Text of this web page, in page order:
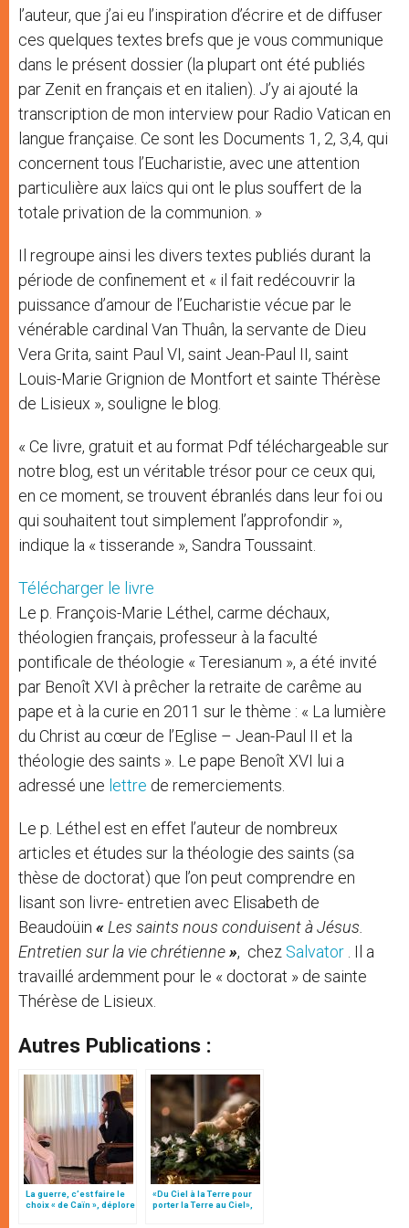
l’auteur, que j’ai eu l’inspiration d’écrire et de diffuser
ces quelques textes brefs que je vous communique
dans le présent dossier (la plupart ont été publiés
par Zenit en français et en italien). J’y ai ajouté la
transcription de mon interview pour Radio Vatican en
langue française. Ce sont les Documents 1, 2, 3,4, qui
concernent tous l’Eucharistie, avec une attention
particulière aux laïcs qui ont le plus souffert de la
totale privation de la communion. »
Il regroupe ainsi les divers textes publiés durant la
période de confinement et « il fait redécouvrir la
puissance d’amour de l’Eucharistie vécue par le
vénérable cardinal Van Thuân, la servante de Dieu
Vera Grita, saint Paul VI, saint Jean-Paul II, saint
Louis-Marie Grignion de Montfort et sainte Thérèse
de Lisieux », souligne le blog.
« Ce livre, gratuit et au format Pdf téléchargeable sur
notre blog, est un véritable trésor pour ce ceux qui,
en ce moment, se trouvent ébranlés dans leur foi ou
qui souhaitent tout simplement l’approfondir »,
indique la « tisserande », Sandra Toussaint.
Télécharger le livre
Le p. François-Marie Léthel, carme déchaux,
théologien français, professeur à la faculté
pontificale de théologie « Teresianum », a été invité
par Benoît XVI à prêcher la retraite de carême au
pape et à la curie en 2011 sur le thème : « La lumière
du Christ au cœur de l’Eglise – Jean-Paul II et la
théologie des saints ». Le pape Benoît XVI lui a
adressé une lettre de remerciements.
Le p. Léthel est en effet l’auteur de nombreux
articles et études sur la théologie des saints (sa
thèse de doctorat) que l’on peut comprendre en
lisant son livre- entretien avec Elisabeth de
Beaudoüin « Les saints nous conduisent à Jésus.
Entretien sur la vie chrétienne», chez Salvator . Il a
travaillé ardemment pour le « doctorat » de sainte
Thérèse de Lisieux.
Autres Publications :
La guerre, c’est faire le
choix « de Caïn », déplore
«Du Ciel à la Terre pour
porter la Terre au Ciel»,